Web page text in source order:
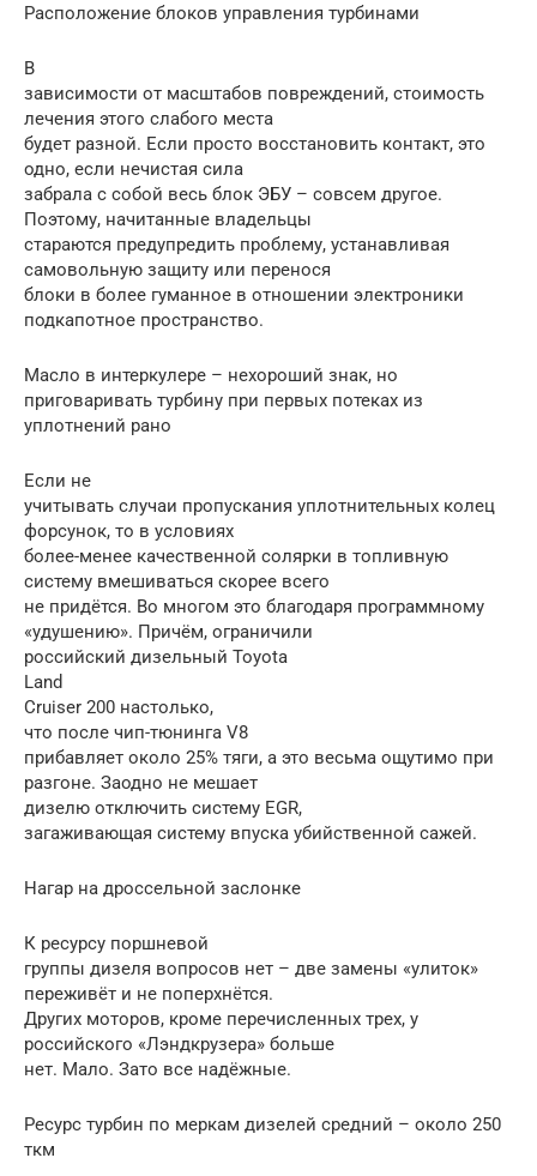
Расположение блоков управления турбинами
В
зависимости от масштабов повреждений, стоимость
лечения этого слабого места
будет разной. Если просто восстановить контакт, это
одно, если нечистая сила
забрала с собой весь блок ЭБУ – совсем другое.
Поэтому, начитанные владельцы
стараются предупредить проблему, устанавливая
самовольную защиту или перенося
блоки в более гуманное в отношении электроники
подкапотное пространство.
Масло в интеркулере – нехороший знак, но
приговаривать турбину при первых потеках из
уплотнений рано
Если не
учитывать случаи пропускания уплотнительных колец
форсунок, то в условиях
более-менее качественной солярки в топливную
систему вмешиваться скорее всего
не придётся. Во многом это благодаря программному
«удушению». Причём, ограничили
российский дизельный Toyota
Land
Cruiser 200 настолько,
что после чип-тюнинга V8
прибавляет около 25% тяги, а это весьма ощутимо при
разгоне. Заодно не мешает
дизелю отключить систему EGR,
загаживающая систему впуска убийственной сажей.
Нагар на дроссельной заслонке
К ресурсу поршневой
группы дизеля вопросов нет – две замены «улиток»
переживёт и не поперхнётся.
Других моторов, кроме перечисленных трех, у
российского «Лэндкрузера» больше
нет. Мало. Зато все надёжные.
Ресурс турбин по меркам дизелей средний – около 250
ткм